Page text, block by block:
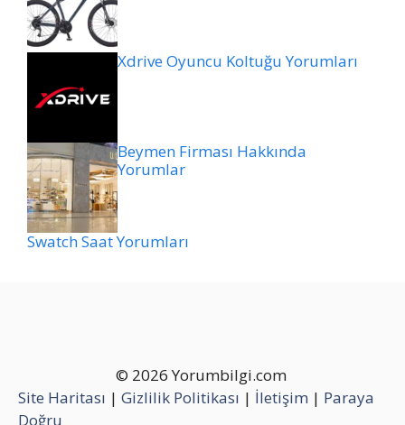
Xdrive Oyuncu Koltuğu Yorumları
Beymen Firması Hakkında
Yorumlar
Swatch Saat Yorumları
© 2026 Yorumbilgi.com
Site Haritası | Gizlilik Politikası | İletişim | Paraya
Doğru